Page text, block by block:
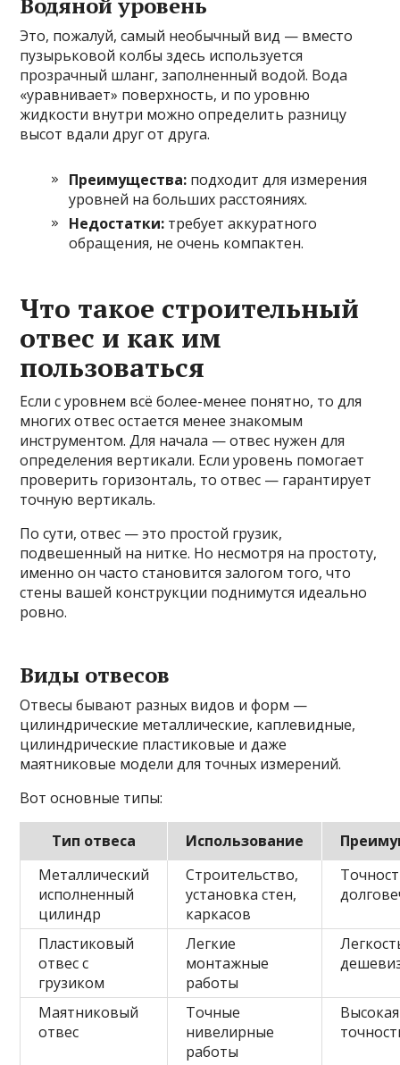
Это, пожалуй, самый необычный вид — вместо
пузырьковой колбы здесь используется
прозрачный шланг, заполненный водой. Вода
«уравнивает» поверхность, и по уровню
жидкости внутри можно определить разницу
высот вдали друг от друга.
Преимущества: подходит для измерения
уровней на больших расстояниях.
Недостатки: требует аккуратного
обращения, не очень компактен.
Что такое строительный
отвес и как им
пользоваться
Если с уровнем всё более-менее понятно, то для
многих отвес остается менее знакомым
инструментом. Для начала — отвес нужен для
определения вертикали. Если уровень помогает
проверить горизонталь, то отвес — гарантирует
точную вертикаль.
По сути, отвес — это простой грузик,
подвешенный на нитке. Но несмотря на простоту,
именно он часто становится залогом того, что
стены вашей конструкции поднимутся идеально
ровно.
Виды отвесов
Отвесы бывают разных видов и форм —
цилиндрические металлические, каплевидные,
цилиндрические пластиковые и даже
маятниковые модели для точных измерений.
Вот основные типы:
Тип отвеса Использование
Металлический
исполненный
цилиндр
Строительство,
установка стен,
каркасов
Пластиковый
отвес с
грузиком
Легкие
монтажные
работы
Маятниковый
отвес
Точные
нивелирные
работы
Высокая